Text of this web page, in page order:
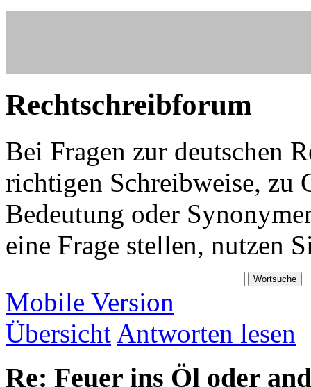
Rechtschreibforum
Bei Fragen zur deutschen
richtigen Schreibweise, zu
Bedeutung oder
eine Frage stellen, nutzen
Mobile Version
Übersicht Antworten lesen
Re: Feuer ins Öl oder